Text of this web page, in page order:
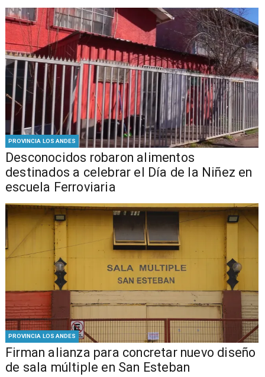
PROVINCIA LOS ANDES
Desconocidos robaron alimentos
destinados a celebrar el Día de la Niñez en
escuela Ferroviaria
PROVINCIA LOS ANDES
​​Firman alianza para concretar nuevo diseño
de sala múltiple en San Esteban